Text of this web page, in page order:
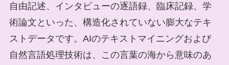
自由記述、インタビューの逐語録、臨床記録、学
術論文といった、構造化されていない膨大なテキ
ストデータです。AIのテキストマイニングおよび
自然言語処理技術は、この言葉の海から意味のあ